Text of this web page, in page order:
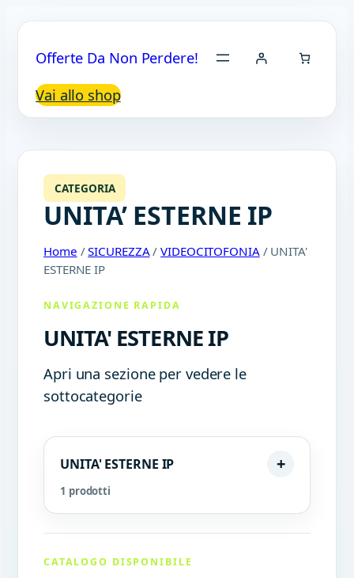
Offerte Da Non Perdere!
Vai allo shop
CATEGORIA
UNITA’ ESTERNE IP
Home /SICUREZZA/VIDEOCITOFONIA/ UNITA'
ESTERNE IP
NAVIGAZIONE RAPIDA
UNITA' ESTERNE IP
Apri una sezione per vedere le
sottocategorie
UNITA' ESTERNE IP
1 prodotti
CATALOGO DISPONIBILE